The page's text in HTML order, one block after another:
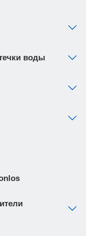
воды